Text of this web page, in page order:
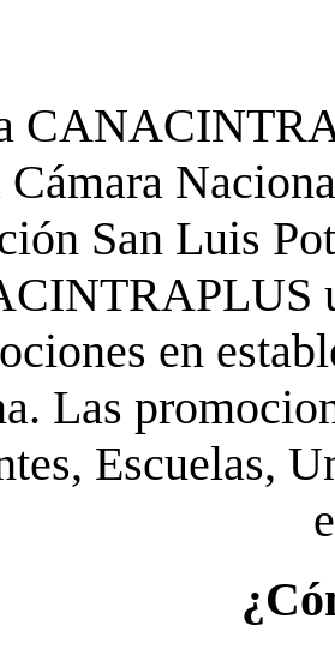
Cámara
San Luis
en
Las
Escuelas,